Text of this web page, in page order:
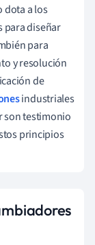
dota a los
para diseñar
para
y resolución
de
industriales
son testimonio
principios